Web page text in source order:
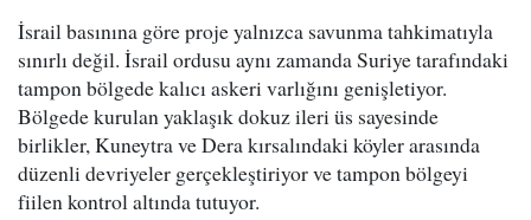
İsrail basınına göre proje yalnızca savunma tahkimatıyla
sınırlı değil. İsrail ordusu aynı zamanda Suriye tarafındaki
tampon bölgede kalıcı askeri varlığını genişletiyor.
Bölgede kurulan yaklaşık dokuz ileri üs sayesinde
birlikler, Kuneytra ve Dera kırsalındaki köyler arasında
düzenli devriyeler gerçekleştiriyor ve tampon bölgeyi
fiilen kontrol altında tutuyor.